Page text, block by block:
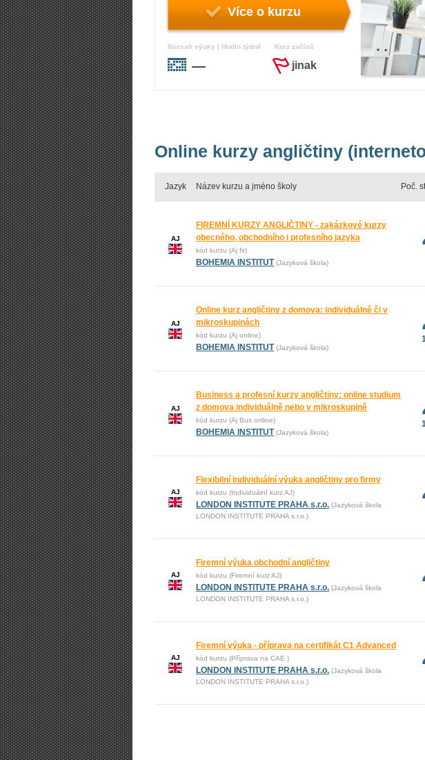
Více o kurzu
Rozsah výuky | Hodin týdně
—
Kurz začíná
jinak
Online kurzy angličtiny
Jazyk Název kurzu a jméno školy Poč.
AJ
FIREMNÍ KURZY ANGLIČTINY - zakázkové kurzy
obecného, obchodního i profesního jazyka
kód kurzu (Aj fir)
BOHEMIA INSTITUT (Jazyková škola)
AJ
Online kurz angličtiny z domova: individuálně či v
mikroskupinách
kód kurzu (Aj online)
BOHEMIA INSTITUT (Jazyková škola)
AJ
Business a profesní kurzy angličtiny: online studium
z domova individuálně nebo v mikroskupině
kód kurzu (Aj Bus online)
BOHEMIA INSTITUT (Jazyková škola)
AJ
Flexibilní individuální výuka angličtiny pro firmy
kód kurzu (Individuální kurz AJ)
LONDON INSTITUTE PRAHA s.r.o. (Jazyková škola
LONDON INSTITUTE PRAHA s.r.o.)
AJ
Firemní výuka obchodní angličtiny
kód kurzu (Firemní kurz AJ)
LONDON INSTITUTE PRAHA s.r.o. (Jazyková škola
LONDON INSTITUTE PRAHA s.r.o.)
AJ
Firemní výuka - příprava na certifikát C1 Advanced
kód kurzu (Příprava na CAE )
LONDON INSTITUTE PRAHA s.r.o. (Jazyková škola
LONDON INSTITUTE PRAHA s.r.o.)